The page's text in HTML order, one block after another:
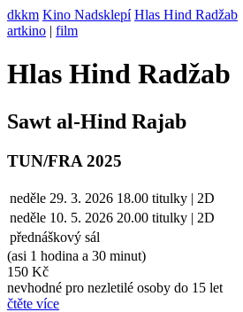
dkkm Kino Nadsklepí Hlas Hind Radžab
artkino | film
Hlas Hind Radžab
Sawt al-Hind Rajab
TUN/FRA 2025
neděle 29. 3. 2026 18.00 titulky | 2D
neděle 10. 5. 2026 20.00 titulky | 2D
přednáškový sál
(asi 1 hodina a 30 minut)
150 Kč
nevhodné pro nezletilé osoby do 15 let
čtěte více